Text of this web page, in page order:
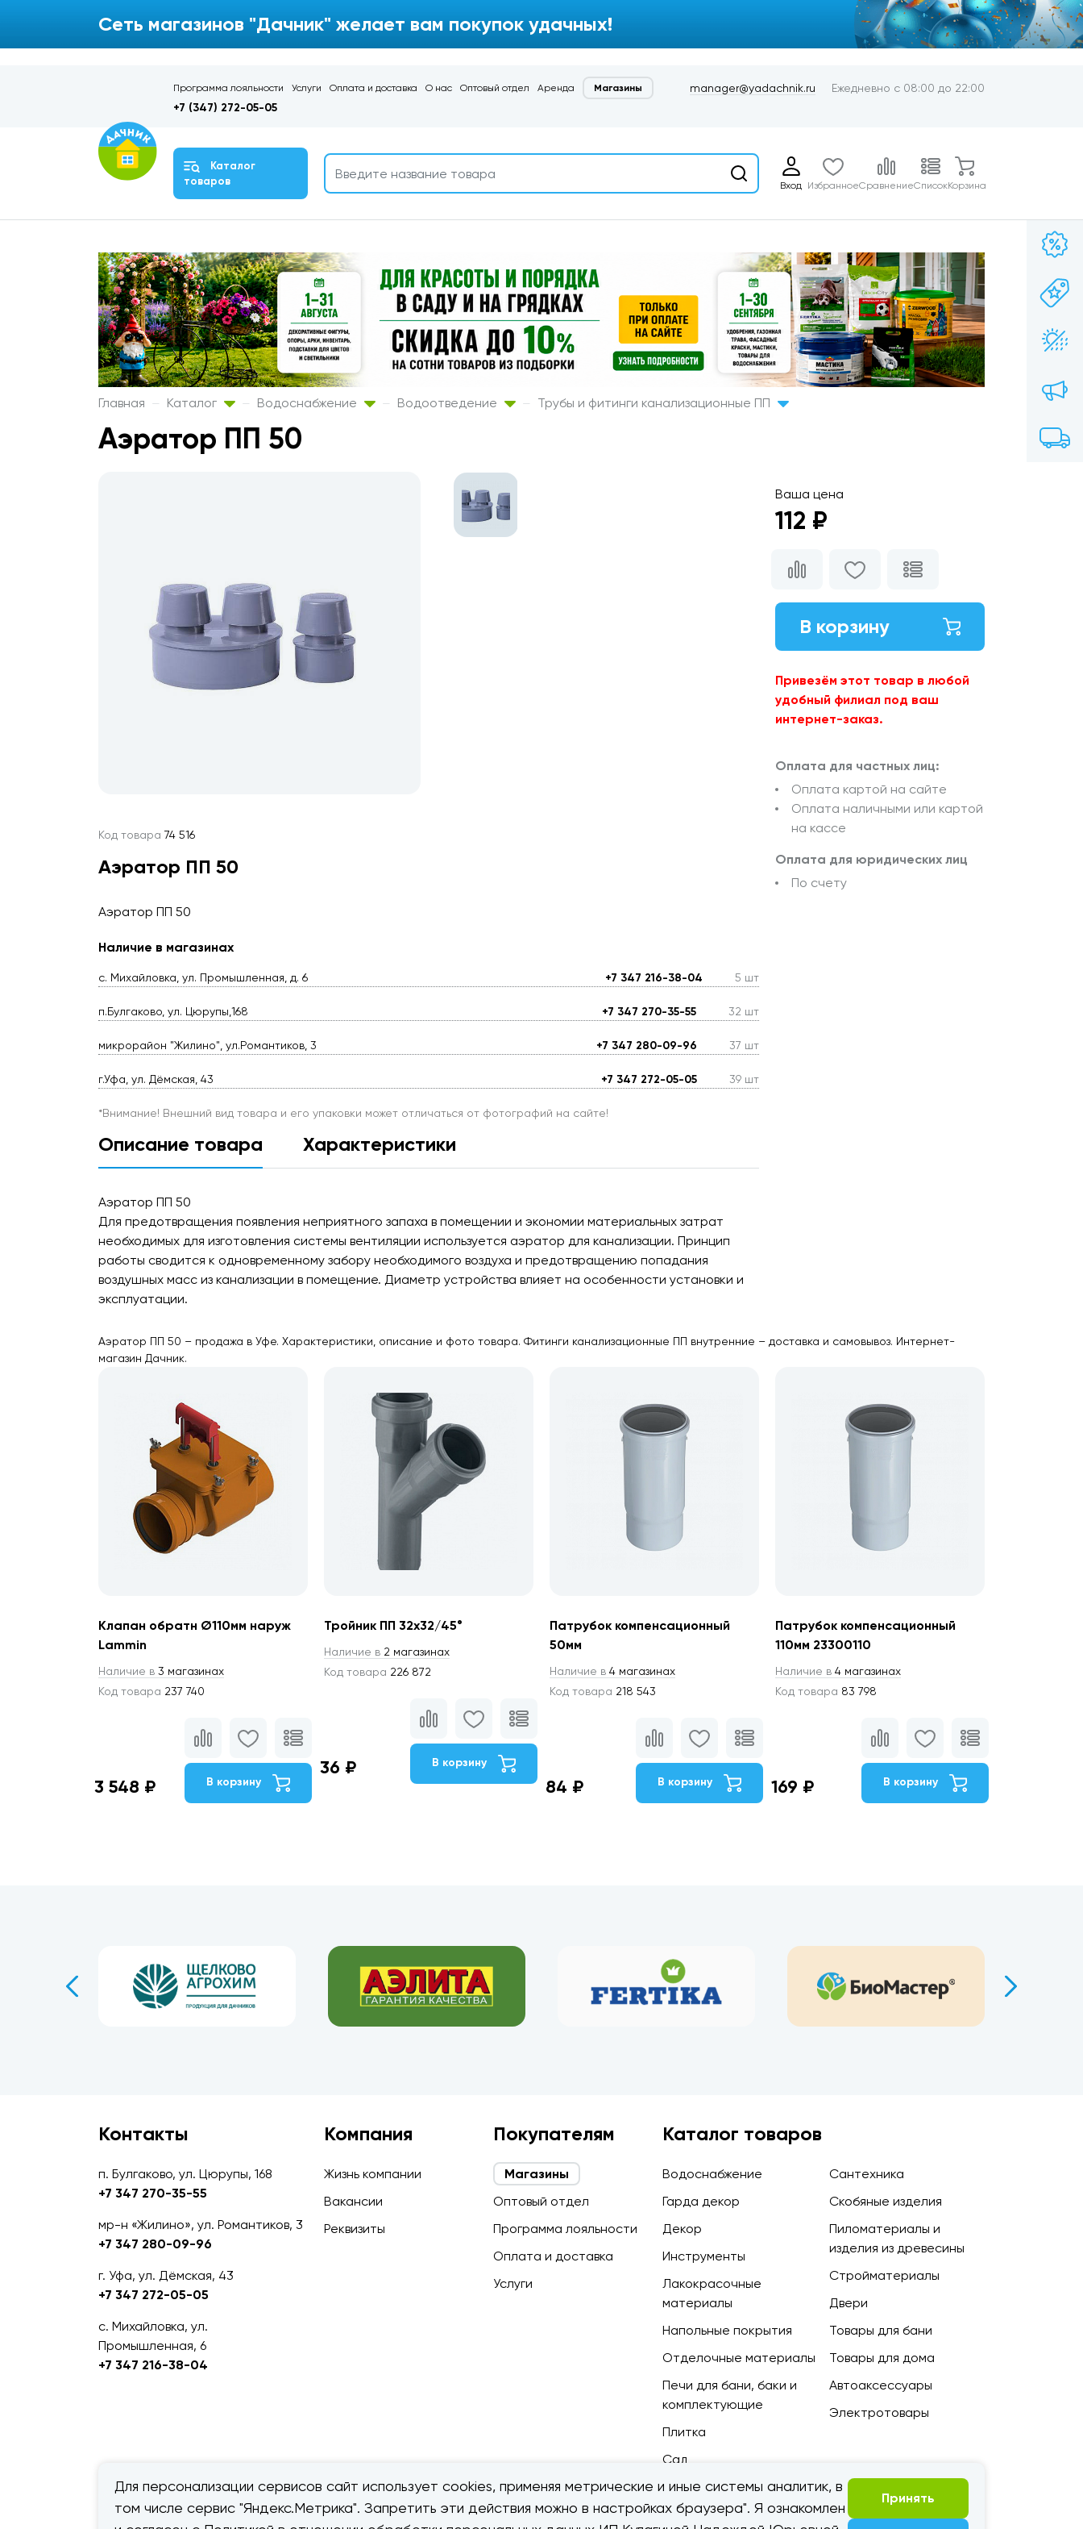
Для персонализации сервисов сайт использует cookies, применяя метрические и иные системы аналитик, в
том числе сервис "Яндекс.Метрика". Запретить эти действия можно в настройках браузера". Я ознакомлен
Принять
Сеть магазинов "Дачник" желает вам покупок удачных!
Программа лояльности Услуги Оплата и доставка О нас Оптовый отдел Аренда Магазины manager@yadachnik.ru Ежедневно с 08:00 до 22:00
+7 (347) 272-05-05
Каталог
товаров
Вход ИзбранноеСравнениеСписокКорзина
Главная Каталог Водоснабжение Водоотведение Трубы и фитинги канализационные ПП
Аэратор ПП 50
Код товара 74 516
Аэратор ПП 50
Аэратор ПП 50
Наличие в магазинах
с. Михайловка, ул. Промышленная, д. 6 +7 347 216-38-04 5 шт
п.Булгаково, ул. Цюрупы,168 +7 347 270-35-55 32 шт
микрорайон "Жилино", ул.Романтиков, 3 +7 347 280-09-96 37 шт
г.Уфа, ул. Дёмская, 43 +7 347 272-05-05 39 шт
*Внимание! Внешний вид товара и его упаковки может отличаться от фотографий на сайте!
Описание товара Характеристики
Аэратор ПП 50
Для предотвращения появления неприятного запаха в помещении и экономии материальных затрат
необходимых для изготовления системы вентиляции используется аэратор для канализации. Принцип
работы сводится к одновременному забору необходимого воздуха и предотвращению попадания
воздушных масс из канализации в помещение. Диаметр устройства влияет на особенности установки и
эксплуатации.
Ваша цена
112 ₽
В корзину
Привезём этот товар в любой
удобный филиал под ваш
интернет-заказ.
Оплата для частных лиц:
Оплата картой на сайте
Оплата наличными или картой
на кассе
Оплата для юридических лиц
По счету
Аэратор ПП 50 – продажа в Уфе. Характеристики, описание и фото товара. Фитинги канализационные ПП внутренние – доставка и самовывоз. Интернет-
магазин Дачник.
Клапан обратн Ø110мм наруж
Lammin
Наличие в 3 магазинах
Код товара 237 740
3 548 ₽ В корзину
Тройник ПП 32х32/45°
Наличие в 2 магазинах
Код товара 226 872
36 ₽ В корзину
Патрубок компенсационный
50мм
Наличие в 4 магазинах
Код товара 218 543
84 ₽ В корзину
Патрубок компенсационный
110мм 23300110
Наличие в 4 магазинах
Код товара 83 798
169 ₽ В корзину
Контакты
п. Булгаково, ул. Цюрупы, 168
+7 347 270-35-55
мр-н «Жилино», ул. Романтиков, 3
+7 347 280-09-96
г. Уфа, ул. Дёмская, 43
+7 347 272-05-05
с. Михайловка, ул.
Промышленная, 6
+7 347 216-38-04
Компания
Жизнь компании
Вакансии
Реквизиты
Покупателям
Магазины
Оптовый отдел
Программа лояльности
Оплата и доставка
Услуги
Каталог товаров
Водоснабжение
Гарда декор
Декор
Инструменты
Лакокрасочные
материалы
Напольные покрытия
Отделочные материалы
Печи для бани, баки и
комплектующие
Плитка
Сад
Сантехника
Скобяные изделия
Пиломатериалы и
изделия из древесины
Стройматериалы
Двери
Товары для бани
Товары для дома
Автоаксессуары
Электротовары